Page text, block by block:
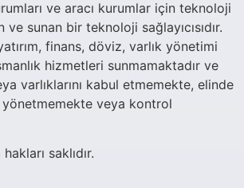
ve aracı kurumlar için teknoloji
sunan bir teknoloji sağlayıcısıdır.
finans, döviz, varlık yönetimi
hizmetleri sunmamaktadır ve
varlıklarını kabul etmemekte, elinde
veya kontrol
saklıdır.